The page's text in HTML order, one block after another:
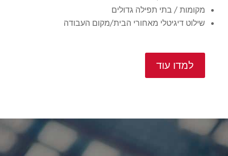
מקומות / בתי תפילה גדולים
שילוט דיגיטלי מאחורי הבית/מקום העבודה
למדו עוד